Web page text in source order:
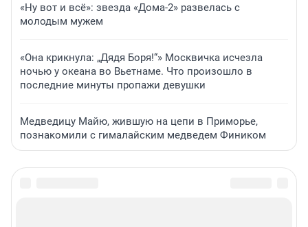
«Ну вот и всё»: звезда «Дома-2» развелась с
молодым мужем
«Она крикнула: „Дядя Боря!“» Москвичка исчезла
ночью у океана во Вьетнаме. Что произошло в
последние минуты пропажи девушки
Медведицу Майю, жившую на цепи в Приморье,
познакомили с гималайским медведем Фиником